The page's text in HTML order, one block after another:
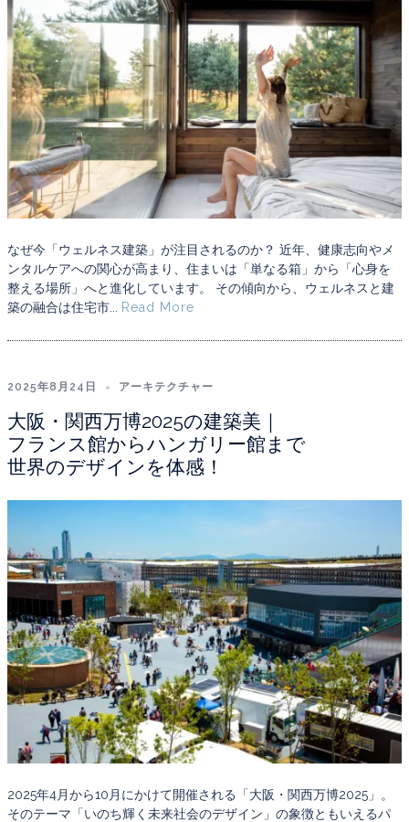
なぜ今「ウェルネス建築」が注目されるのか？ 近年、健康志向やメ
ンタルケアへの関心が高まり、住まいは「単なる箱」から「心身を
整える場所」へと進化しています。 その傾向から、ウェルネスと建
築の融合は住宅市... Read More
2025年8月24日 アーキテクチャー
大阪・関西万博2025の建築美｜
フランス館からハンガリー館まで
世界のデザインを体感！
2025年4月から10月にかけて開催される「大阪・関西万博2025」。
そのテーマ「いのち輝く未来社会のデザイン」の象徴ともいえるパ